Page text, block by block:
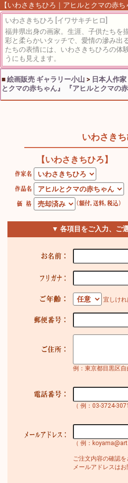
【いわさきちひろ｜アヒルとクマの赤ち
いわさきちひろ [イワサキチヒロ]
福井県出身の画家。生涯、子供たちを
彩と柔らかいタッチで、愛情の滲み出
たちの表情には、いわさきちひろの体
うにも見えます。
■絵画販売 ギャラリー小山 > 日本人作家
とクマの赤ちゃん』
『アヒルとクマの
いわさき
【いわさきちひろ】
▼ 各項目をご入力、ご
宜しけれ
例：東京都目黒区
（ 例：03-3724-
（ 例：
ご注文内容の確認を
メールアドレスは